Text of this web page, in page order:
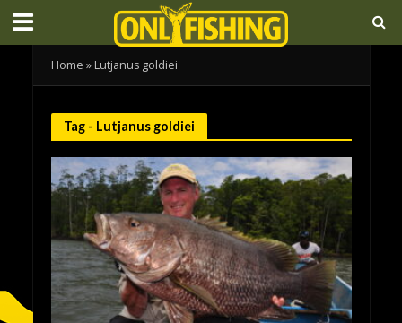
Home » Lutjanus goldiei
Tag - Lutjanus goldiei